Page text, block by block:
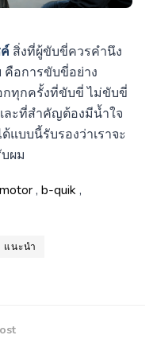
สิ่งที่ผู้ขับขี่ควรคำนึง
คือการขับขี่อย่าง
ทุกครั้งที่ขับขี่ ไม่ขับขี่
ละที่สำคัญต้องมีน้ำใจ
บบนี้รับรองว่าเราจะ
ผม
, b-quik ,
แนะนำ